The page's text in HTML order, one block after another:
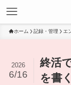
ホーム 記録・管理 エ
終活
を書
2026
6/16